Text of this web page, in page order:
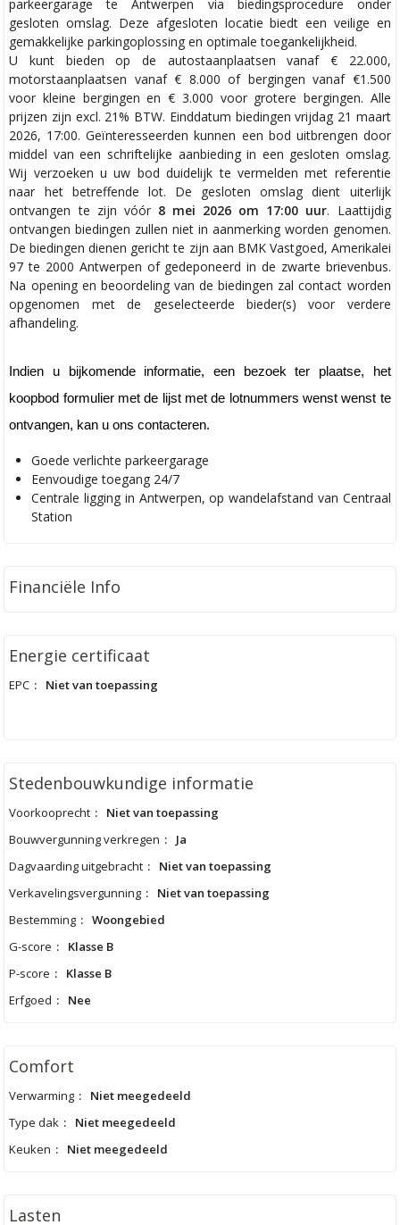
parkeergarage te Antwerpen via biedingsprocedure onder
gesloten omslag. Deze afgesloten locatie biedt een veilige en
gemakkelijke parkingoplossing en optimale toegankelijkheid.
U kunt bieden op de autostaanplaatsen vanaf € 22.000,
motorstaanplaatsen vanaf € 8.000 of bergingen vanaf €1.500
voor kleine bergingen en € 3.000 voor grotere bergingen. Alle
prijzen zijn excl. 21% BTW. Einddatum biedingen vrijdag 21 maart
2026, 17:00. Geïnteresseerden kunnen een bod uitbrengen door
middel van een schriftelijke aanbieding in een gesloten omslag.
Wij verzoeken u uw bod duidelijk te vermelden met referentie
naar het betreffende lot. De gesloten omslag dient uiterlijk
ontvangen te zijn vóór 8 mei 2026 om 17:00 uur. Laattijdig
ontvangen biedingen zullen niet in aanmerking worden genomen.
De biedingen dienen gericht te zijn aan BMK Vastgoed, Amerikalei
97 te 2000 Antwerpen of gedeponeerd in de zwarte brievenbus.
Na opening en beoordeling van de biedingen zal contact worden
opgenomen met de geselecteerde bieder(s) voor verdere
afhandeling.
Indien u bijkomende informatie, een bezoek ter plaatse, het
koopbod formulier met de lijst met de lotnummers wenst wenst te
ontvangen, kan u ons contacteren.
Goede verlichte parkeergarage
Eenvoudige toegang 24/7
Centrale ligging in Antwerpen, op wandelafstand van Centraal
Station
Financiële Info
Energie certificaat
EPC : Niet van toepassing
Stedenbouwkundige informatie
Voorkooprecht :
Niet van toepassing
Bouwvergunning verkregen :
Ja
Dagvaarding uitgebracht :
Niet van toepassing
Verkavelingsvergunning :
Niet van toepassing
Bestemming : Woongebied
G-score :
Klasse B
P-score :
Klasse B
Erfgoed : Nee
Comfort
Verwarming :
Niet meegedeeld
Type dak :
Niet meegedeeld
Keuken : Niet meegedeeld
Lasten